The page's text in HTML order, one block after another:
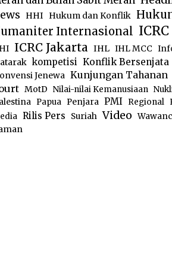
HHI Hukum dan Konflik
Internasional ICRC
ICRC Jakarta IHL IHL MCC
kompetisi Konflik Bersenjata
Jenewa Kunjungan Tahanan
MotD Nilai-nilai Kemanusiaan
Papua Penjara PMI Regional
Rilis Pers Suriah Video